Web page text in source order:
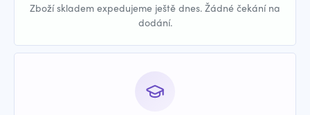
Zboží skladem expedujeme ještě dnes. Žádné čekání na
dodání.